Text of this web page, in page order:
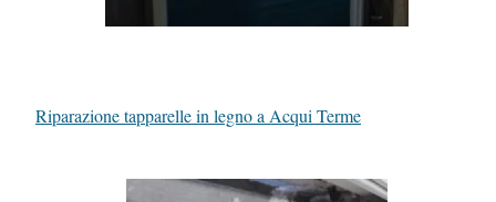
Riparazione tapparelle in legno a Acqui Terme